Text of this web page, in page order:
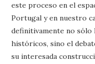
este proceso en el
Portugal y en nuestro
definitivamente no sólo
históricos, sino el
su interesada